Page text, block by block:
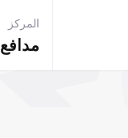
مدافع
المركز